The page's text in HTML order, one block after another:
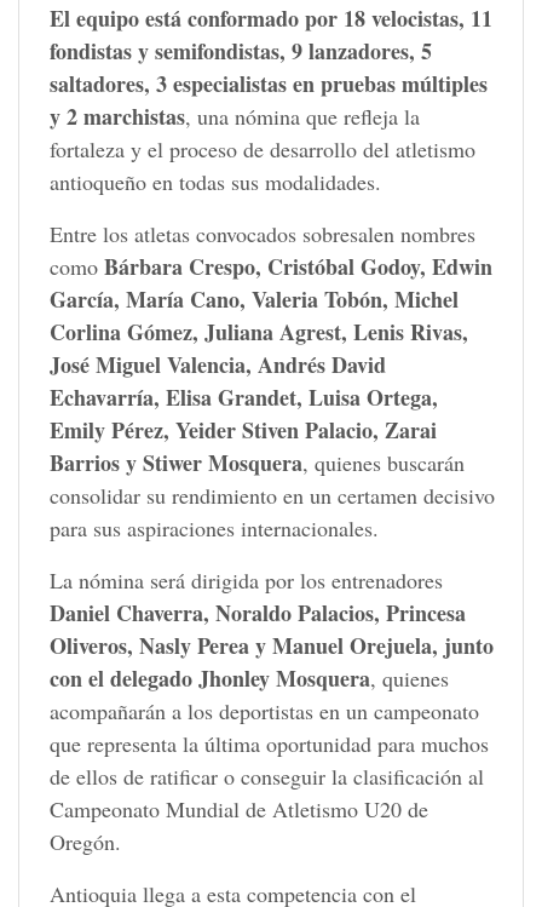
El equipo está conformado por 18 velocistas, 11
fondistas y semifondistas, 9 lanzadores, 5
saltadores, 3 especialistas en pruebas múltiples
y 2 marchistas, una nómina que refleja la
fortaleza y el proceso de desarrollo del atletismo
antioqueño en todas sus modalidades.
Entre los atletas convocados sobresalen nombres
como Bárbara Crespo, Cristóbal Godoy, Edwin
García, María Cano, Valeria Tobón, Michel
Corlina Gómez, Juliana Agrest, Lenis Rivas,
José Miguel Valencia, Andrés David
Echavarría, Elisa Grandet, Luisa Ortega,
Emily Pérez, Yeider Stiven Palacio, Zarai
Barrios y Stiwer Mosquera, quienes buscarán
consolidar su rendimiento en un certamen decisivo
para sus aspiraciones internacionales.
La nómina será dirigida por los entrenadores
Daniel Chaverra, Noraldo Palacios, Princesa
Oliveros, Nasly Perea y Manuel Orejuela, junto
con el delegado Jhonley Mosquera, quienes
acompañarán a los deportistas en un campeonato
que representa la última oportunidad para muchos
de ellos de ratificar o conseguir la clasificación al
Campeonato Mundial de Atletismo U20 de
Oregón.
Antioquia llega a esta competencia con el